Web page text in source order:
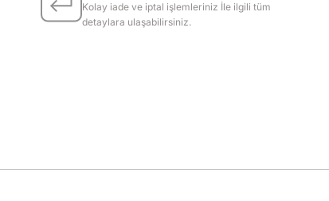
Kolay iade ve iptal işlemleriniz İle ilgili tüm
detaylara ulaşabilirsiniz.